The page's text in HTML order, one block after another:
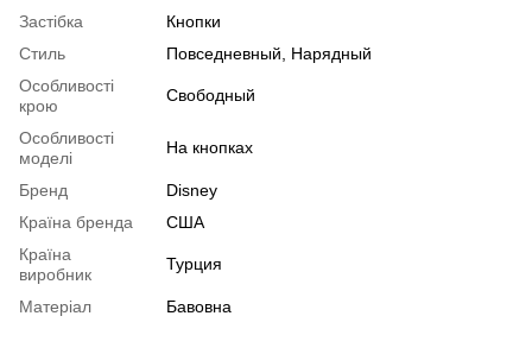
Застібка
Кнопки
Стиль
Повседневный, Нарядный
Особливості
крою
Свободный
Особливості
моделі
На кнопках
Бренд
Disney
Країна бренда
США
Країна
виробник
Турция
Матеріал Бавовна